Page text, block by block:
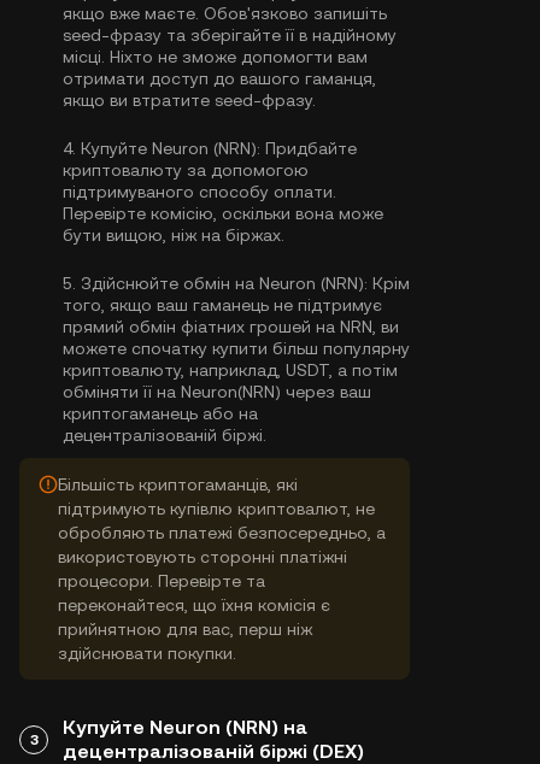
якщо вже маєте. Обов'язково запишіть
seed-фразу та зберігайте її в надійному
місці. Ніхто не зможе допомогти вам
отримати доступ до вашого гаманця,
якщо ви втратите seed-фразу.
4. Купуйте Neuron (NRN): Придбайте
криптовалюту за допомогою
підтримуваного способу оплати.
Перевірте комісію, оскільки вона може
бути вищою, ніж на біржах.
5. Здійснюйте обмін на Neuron (NRN): Крім
того, якщо ваш гаманець не підтримує
прямий обмін фіатних грошей на NRN, ви
можете спочатку купити більш популярну
криптовалюту, наприклад, USDT, а потім
обміняти її на Neuron(NRN) через ваш
криптогаманець або на
децентралізованій біржі.
Більшість криптогаманців, які
підтримують купівлю криптовалют, не
обробляють платежі безпосередньо, а
використовують сторонні платіжні
процесори. Перевірте та
переконайтеся, що їхня комісія є
прийнятною для вас, перш ніж
здійснювати покупки.
3
Купуйте Neuron (NRN) на
децентралізованій біржі (DEX)